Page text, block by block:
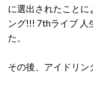
に選出されたこと
ング!!! 7thライブ 人
た。
その後、アイドリン